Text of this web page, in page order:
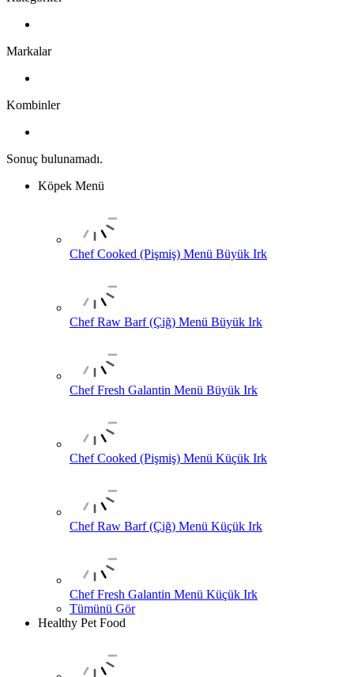
Markalar
Kombinler
Sonuç bulunamadı.
Köpek Menü
Chef Cooked (Pişmiş) Menü Büyük Irk
Chef Raw Barf (Çiğ) Menü Büyük Irk
Chef Fresh Galantin Menü Büyük Irk
Chef Cooked (Pişmiş) Menü Küçük Irk
Chef Raw Barf (Çiğ) Menü Küçük Irk
Chef Fresh Galantin Menü Küçük Irk
Tümünü Gör
Healthy Pet Food